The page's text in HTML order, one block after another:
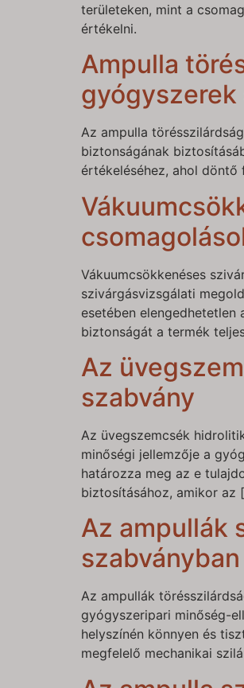
területeken, mint a
értékelni.
Ampulla
gyógyszerek
Az ampulla
biztonságának
értékeléséhez, ahol
Vákuumcsökkenéses
szivárgásvizsgálati
esetében
biztonságát a termék
Az
szabvány
Az üvegszemcsék
minőségi jellemzője a
határozza meg az e
biztosításához, amikor az
Az ampullák
Az ampullák
gyógyszeripari minőség-
helyszínén könnyen és
megfelelő mechanikai